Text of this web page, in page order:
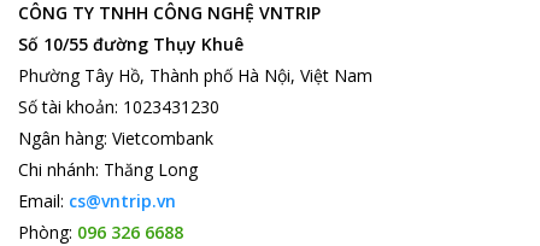
dấu ấn khó quên trong lòng mọi du khách.
Địa điểm du lịch hút khách tại Hội An:
Bãi biển Cửa Đại là một bãi biển nổi tiếng của Hội An. Bờ biển
cát trắng với hàng dừa cao, thẳng che bóng mát, lá dừa đu đưa
trong gió, mặt biển xanh, gió lồng lộng vào những ngày hè. Chỉ
nghĩ thôi đã khiến cho bạn cảm thấy vô cùng thoải mái. Được
tận hưởng cảm giác ấy, khung cảnh ấy cùng với những người
thân yêu của mình chắc hẳn bạn sẽ không bao giờ có thể quên.
CÔNG TY TNHH CÔNG NGHỆ VNTRIP
Số 10/55 đường Thụy Khuê
Phường Tây Hồ, Thành phố Hà Nội, Việt Nam
Số tài khoản: 1023431230
Ngân hàng: Vietcombank
Chi nhánh: Thăng Long
Email: cs@vntrip.vn
Phòng: 096 326 6688